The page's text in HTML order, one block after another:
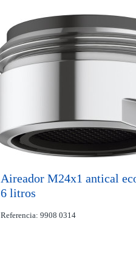
Aireador M24x1 antical
6 litros
Referencia: 9908 0314